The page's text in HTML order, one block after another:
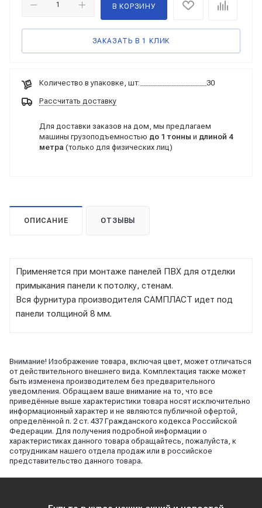
В КОРЗИНУ
ЗАКАЗАТЬ В 1 КЛИК
Количество в упаковке, шт: 30
Рассчитать доставку
Для доставки заказов на дом, мы предлагаем
машины грузоподъемностью до 1 тонны и длиной 4
метра (только для физических лиц)
ОПИСАНИЕ ОТЗЫВЫ
Применяется при монтаже панелей ПВХ для отделки
примыкания панели к потолку, стенам.
Вся фурнитура производителя САМПЛАСТ идет под
панели толщиной 8 мм.
Внимание! Изображение товара, включая цвет, может отличаться
от действительного внешнего вида. Комплектация также может
быть изменена производителем без предварительного
уведомления. Обращаем ваше внимание на то, что все
приведённые выше характеристики товара носят исключительно
информационный характер и не являются публичной офертой,
определённой п. 2 ст. 437 Гражданского кодекса Российской
Федерации. Для получения подробной информации о
характеристиках данного товара обращайтесь, пожалуйста, к
сотрудникам нашего отдела продаж или в российское
представительство данного товара.